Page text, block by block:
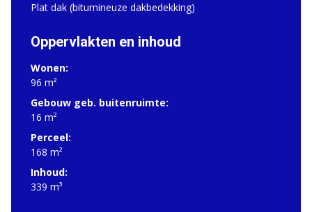
Plat dak (bitumineuze dakbedekking)
Oppervlakten en inhoud
Wonen:
96 m²
Gebouw geb. buitenruimte:
16 m²
Perceel:
168 m²
Inhoud:
339 m³